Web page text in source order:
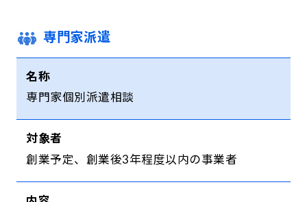
専門家派遣
名称
専門家個別派遣相談
対象者
創業予定、創業後3年程度以内の事業者